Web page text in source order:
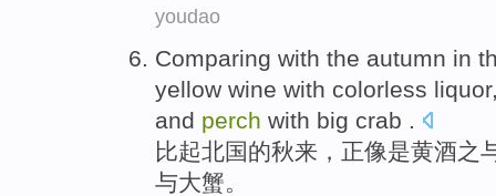
youdao
Comparing with the autumn in
yellow wine with colorless liquor
and perch with big crab .
比起北国的秋来，正像是黄酒之
与大蟹。